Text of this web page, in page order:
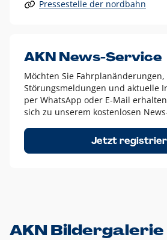
Alle anderen Logo-Varianten dürfen
Diese Ausnahmen sind zum Beispiel:
dem AKN Blau,
weißes Logo auf
schwarzes Logo für reine
Um das Logo herum muss ein
Höhe bzw. Breite des N aus AKN in
Pressestelle der nordbahn
AKN News-Service
Möchten Sie Fahrplanänderungen,
Störungsmeldungen und aktuelle
per WhatsApp oder E-Mail
sich zu unserem kostenlosen
Jetzt
AKN Bildergalerie